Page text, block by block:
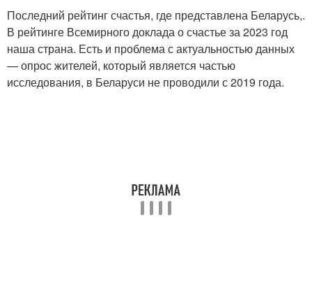
Последний рейтинг счастья, где представлена Беларусь,.
В рейтинге Всемирного доклада о счастье за 2023 год
наша страна. Есть и проблема с актуальностью данных
— опрос жителей, который является частью
исследования, в Беларуси не проводили с 2019 года.